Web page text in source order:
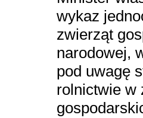
wykaz
zwierząt
narodowej,
pod uwagę
rolnictwie w